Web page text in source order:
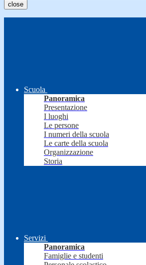
close
Scuola
Panoramica
Presentazione
I luoghi
Le persone
I numeri della scuola
Le carte della scuola
Organizzazione
Storia
Servizi
Panoramica
Famiglie e studenti